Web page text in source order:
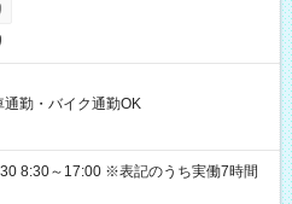
勤・バイク通勤OK
※表記のうち実働7時間